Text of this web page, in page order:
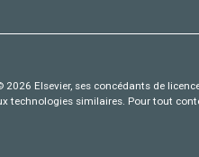
Elsevier, ses concédants de
technologies similaires. Pour tout